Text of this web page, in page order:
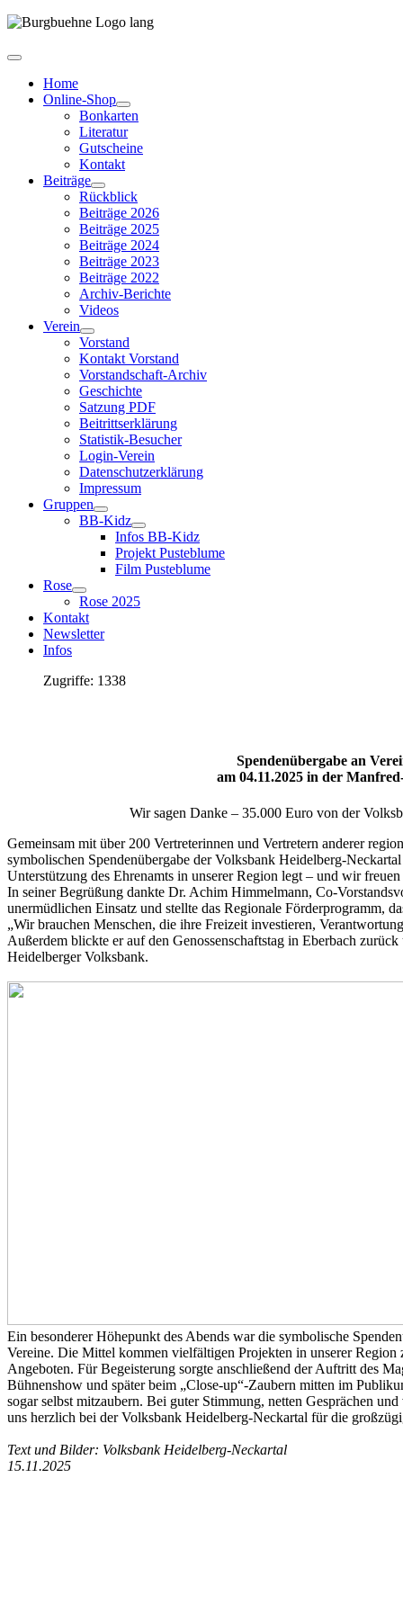
Home
Online-Shop
Bonkarten
Literatur
Gutscheine
Kontakt
Beiträge
Rückblick
Beiträge 2026
Beiträge 2025
Beiträge 2024
Beiträge 2023
Beiträge 2022
Archiv-Berichte
Videos
Verein
Vorstand
Kontakt Vorstand
Vorstandschaft-Archiv
Geschichte
Satzung PDF
Beitrittserklärung
Statistik-Besucher
Login-Verein
Datenschutzerklärung
Impressum
Gruppen
BB-Kidz
Infos BB-Kidz
Projekt Pusteblume
Film Pusteblume
Rose
Rose 2025
Kontakt
Newsletter
Infos
Zugriffe: 1338
Spendenübergabe an
am 04.11.2025 in der
Wir sagen Danke – 35.000 Euro von der
Gemeinsam mit über 200 Vertreterinnen und Vertretern anderer
symbolischen Spendenübergabe der Volksbank Heidelberg-
Unterstützung des Ehrenamts in unserer Region legt – und wir
In seiner Begrüßung dankte Dr. Achim Himmelmann, Co-
unermüdlichen Einsatz und stellte das Regionale Förderprogramm,
„Wir brauchen Menschen, die ihre Freizeit investieren,
Außerdem blickte er auf den Genossenschaftstag in Eberbach
Heidelberger Volksbank.
Ein besonderer Höhepunkt des Abends war die symbolische
Vereine. Die Mittel kommen vielfältigen Projekten in unserer
Angeboten. Für Begeisterung sorgte anschließend der Auftritt des
Bühnenshow und später beim „Close-up“-Zaubern mitten im
sogar selbst mitzaubern. Bei guter Stimmung, netten Gesprächen
uns herzlich bei der Volksbank Heidelberg-Neckartal für die
Text und Bilder: Volksbank Heidelberg-Neckartal
15.11.2025